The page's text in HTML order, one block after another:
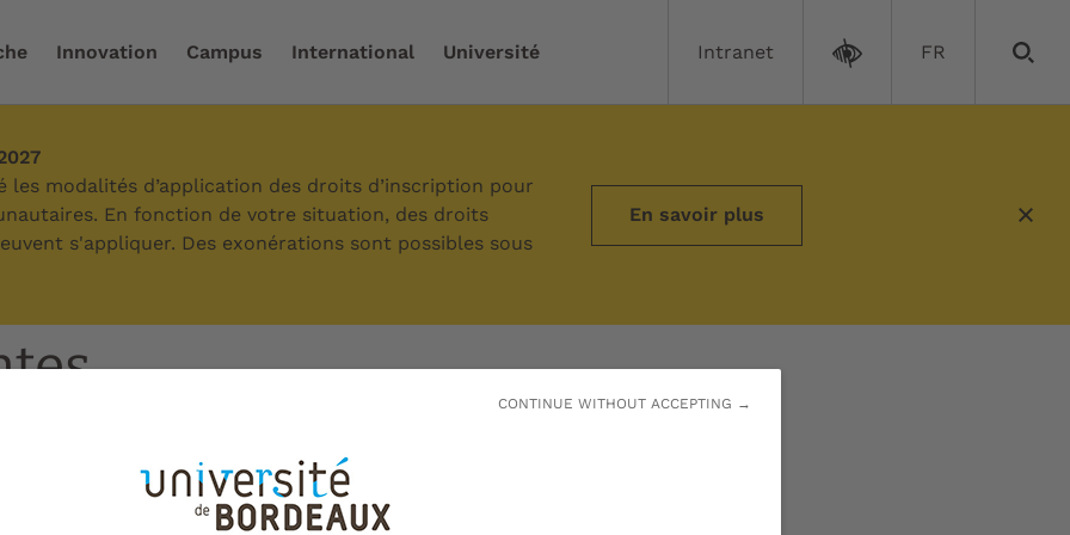
CONTINUE WITHOUT ACCEPTING →
Innovation Campus International Université Intranet FR
les modalités d’application des droits d’inscription pour
En fonction de votre situation, des droits
s'appliquer. Des exonérations sont possibles sous
En savoir plus
et fonctionnement
directeurs et directrices de